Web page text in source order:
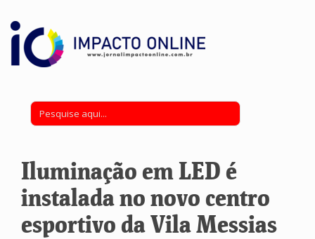
Iluminação em LED é
instalada no novo centro
esportivo da Vila Messias